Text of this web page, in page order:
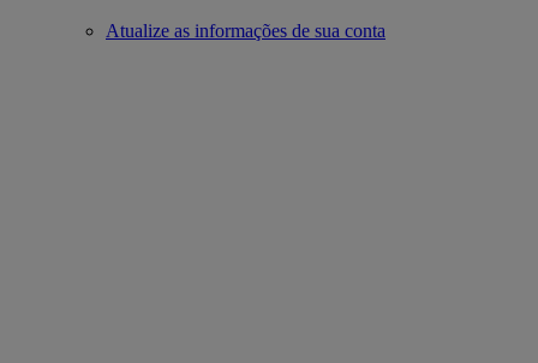
Atualize as informações de sua conta